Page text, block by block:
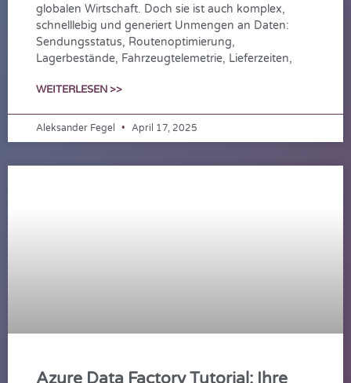
globalen Wirtschaft. Doch sie ist auch komplex,
schnelllebig und generiert Unmengen an Daten:
Sendungsstatus, Routenoptimierung,
Lagerbestände, Fahrzeugtelemetrie, Lieferzeiten,
WEITERLESEN >>
Aleksander Fegel April 17, 2025
Azure Data Factory Tutorial: Ihre